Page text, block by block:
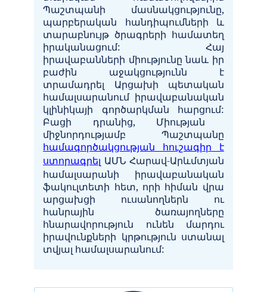
Պաշտպանի
մասնակցությունը,
պարբերական
հանդիպումների
և
տարաբնույթ ծրագրերի համատեղ
իրականացում: Հայ
իրավաբանների միությունը նաև իր
բաժին
աջակցությունն
է
տրամադրել
Արցախի
պետական
համալսարանում իրավաբանական
կլինիկայի
գործարկման հարցում:
Բացի դրանից, Միության
միջնորդությամբ Պաշտպանը
համագործակցության հուշագիր է
ստորագրել ԱՄՆ Հարավ-Արևմտյան
համալսարանի իրավաբանական
ֆակուլտետի հետ, որի հիման վրա
արցախցի ուսանողներն ու
հանրային ծառայողները
հնարավորություն ունեն մարդու
իրավունքների կրթություն ստանալ
տվյալ համալսարանում: